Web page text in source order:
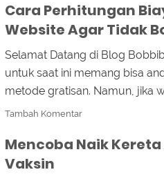
Cara Perhitungan
Website Agar Tidak
Selamat Datang di Blog
untuk saat ini memang bisa
metode gratisan. Namun, jika
Tambah Komentar
Mencoba Naik
Vaksin